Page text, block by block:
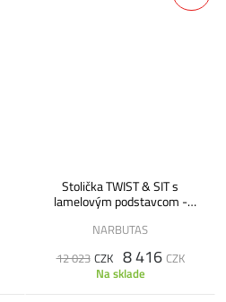
Stolička TWIST & SIT s
lamelovým podstavcom -
NARBUTAS
12 023 CZK 8 416 CZK
Na sklade